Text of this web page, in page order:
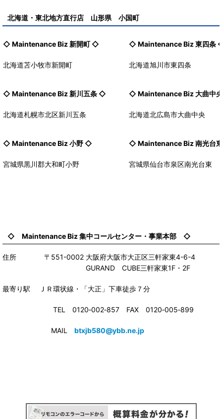
北海道・東北地方直行店 山形県 小国町
◇ Maintenance Biz新開町 ◇
北海道苫小牧市新開町
◇ Maintenance Biz東四条
北海道旭川市東四条
◇ Maintenance Biz新川五条 ◇
北海道札幌市北区新川五条
◇ Maintenance Biz大曲中
北海道北広島市大曲中央
◇ Maintenance Biz小野 ◇
宮城県黒川郡大和町小野
◇ Maintenance Biz南光台
宮城県仙台市泉区南光台東
◇ Maintenance Biz 集中コールセンター・事業本部 ◇
住所 〒551-0002 大阪府大阪市大正区三軒家東4-6-4
GURAND CUBE三軒家東1F・2F
最寄り駅 ＪＲ環状線・「大正」下車徒歩７分
TEL 0120‐002‐857 FAX 0120‐005‐899
MAIL btxjb580@ybb.ne.jp